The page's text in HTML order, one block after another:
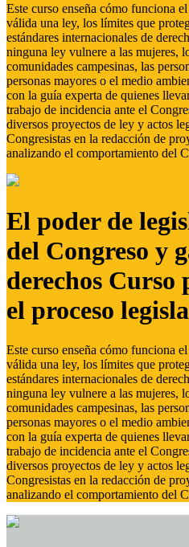
Este curso enseña cómo funciona
válida una ley, los límites que
estándares internacionales de
ninguna ley vulnere a las mujeres,
comunidades campesinas, las
personas mayores o el medio
con la guía experta de quienes
trabajo de incidencia ante el
diversos proyectos de ley y actos
Congresistas en la redacción de
analizando el comportamiento del
El poder de
del Congreso y
derechos
el proceso
Este curso enseña cómo funciona
válida una ley, los límites que
estándares internacionales de
ninguna ley vulnere a las mujeres,
comunidades campesinas, las
personas mayores o el medio
con la guía experta de quienes
trabajo de incidencia ante el
diversos proyectos de ley y actos
Congresistas en la redacción de
analizando el comportamiento del